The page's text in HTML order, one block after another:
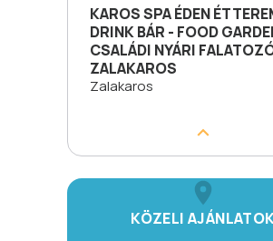
KAROS SPA ÉDEN
DRINK BÁR - FOOD
CSALÁDI NYÁRI
ZALAKAROS
Zalakaros
KÖZELI